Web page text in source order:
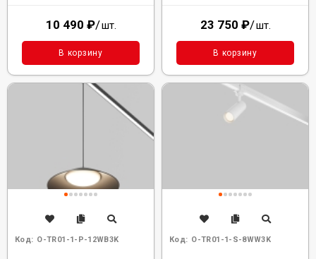
10 490 ₽/шт.
В корзину
23 750 ₽/шт.
В корзину
Код: O-TR01-1-P-12WB3K Код: O-TR01-1-S-8WW3K